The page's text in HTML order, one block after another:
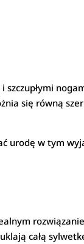
szczupłymi
się równą
urodę w tym
całą